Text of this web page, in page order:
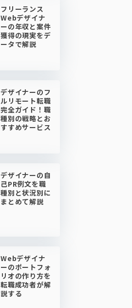
フリーランス
Webデザイナ
ーの年収と案件
獲得の現実をデ
ータで解説
デザイナーのフ
ルリモート転職
完全ガイド！職
種別の戦略とお
すすめサービス
デザイナーの自
己PR例文を職
種別と状況別に
まとめて解説
Webデザイナ
ーのポートフォ
リオの作り方を
転職成功者が解
説する